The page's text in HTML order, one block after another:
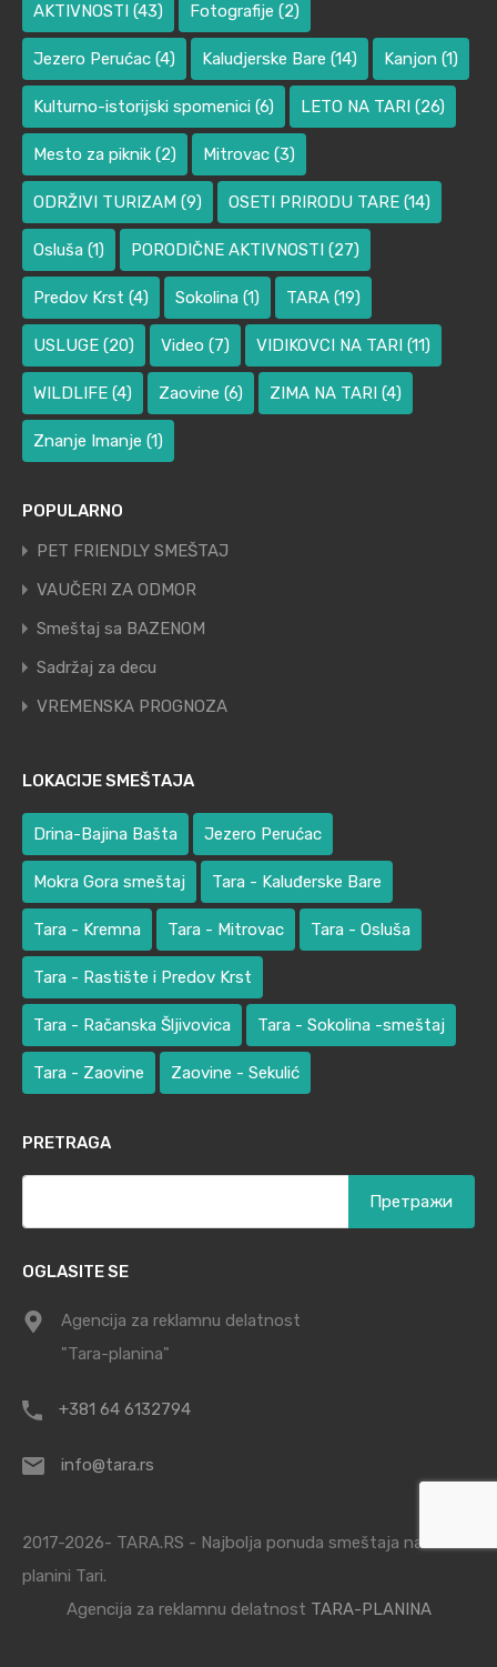
AKTIVNOSTI (43) Fotografije (2)
Jezero Perućac (4) Kaludjerske Bare (14) Kanjon (1)
Kulturno-istorijski spomenici (6) LETO NA TARI (26)
Mesto za piknik (2) Mitrovac (3)
ODRŽIVI TURIZAM (9) OSETI PRIRODU TARE (14)
Osluša (1) PORODIČNE AKTIVNOSTI (27)
Predov Krst (4) Sokolina (1) TARA (19)
USLUGE (20) Video (7) VIDIKOVCI NA TARI (11)
WILDLIFE (4) Zaovine (6) ZIMA NA TARI (4)
Znanje Imanje (1)
POPULARNO
PET FRIENDLY SMEŠTAJ
VAUČERI ZA ODMOR
Smeštaj sa BAZENOM
Sadržaj za decu
VREMENSKA PROGNOZA
LOKACIJE SMEŠTAJA
Drina-Bajina Bašta Jezero Perućac
Mokra Gora smeštaj Tara - Kaluđerske Bare
Tara - Kremna Tara - Mitrovac Tara - Osluša
Tara - Rastište i Predov Krst
Tara - Račanska Šljivovica Tara - Sokolina -smeštaj
Tara - Zaovine Zaovine - Sekulić
PRETRAGA
OGLASITE SE
Agencija za reklamnu delatnost
"Tara-planina"
+381 64 6132794
info@tara.rs
2017-2026- TARA.RS - Najbolja ponuda smeštaja na
planini Tari.
Agencija za reklamnu delatnost TARA-PLANINA